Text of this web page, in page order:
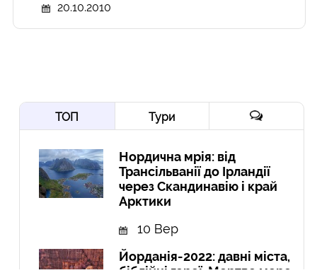
20.10.2010
ТОП Тури
Нордична мрія: від
Трансільванії до Ірландії
через Скандинавію і край
Арктики
10 Вер
Йорданія-2022: давні міста,
біблійні герої, Мертве море,